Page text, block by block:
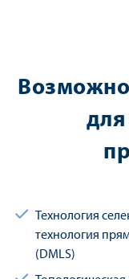
Технология
технология
(DMLS)